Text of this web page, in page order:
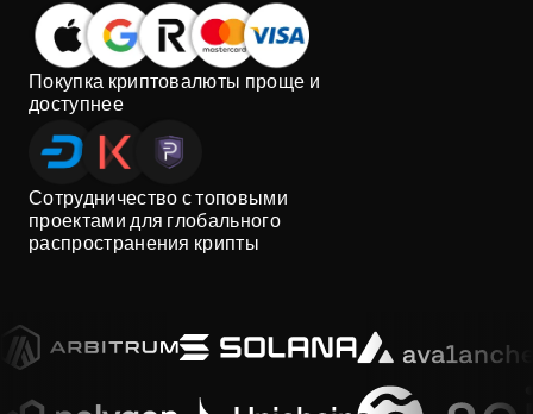
Покупка криптовалюты проще и
доступнее
Сотрудничество с топовыми
проектами для глобального
распространения крипты